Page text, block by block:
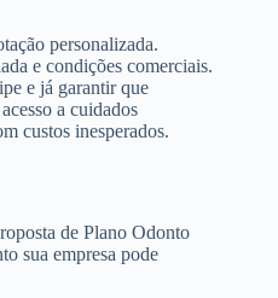
personalizada.
e condições comerciais.
e já garantir que
a cuidados
custos inesperados.
de Plano Odonto
sua empresa pode